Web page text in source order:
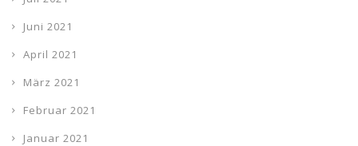
Juni 2021
April 2021
März 2021
Februar 2021
Januar 2021